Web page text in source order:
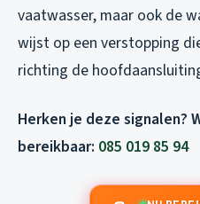
vaatwasser, maar ook de
wijst op een verstopping
richting de
Herken je deze signalen?
bereikbaar: 085 019 85 94